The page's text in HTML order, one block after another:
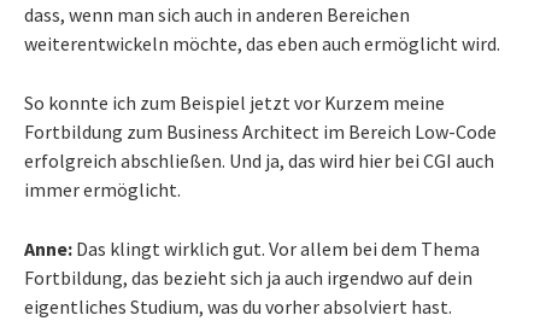
dass, wenn man sich auch in anderen Bereichen
weiterentwickeln möchte, das eben auch ermöglicht wird.
So konnte ich zum Beispiel jetzt vor Kurzem meine
Fortbildung zum Business Architect im Bereich Low-Code
erfolgreich abschließen. Und ja, das wird hier bei CGI auch
immer ermöglicht.
Anne: Das klingt wirklich gut. Vor allem bei dem Thema
Fortbildung, das bezieht sich ja auch irgendwo auf dein
eigentliches Studium, was du vorher absolviert hast.